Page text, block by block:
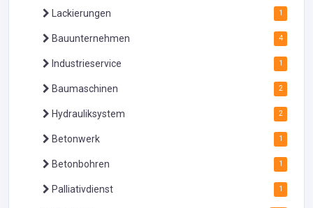
Lackierungen 1
Bauunternehmen 4
Industrieservice 1
Baumaschinen 2
Hydrauliksystem 2
Betonwerk 1
Betonbohren 1
Palliativdienst 1